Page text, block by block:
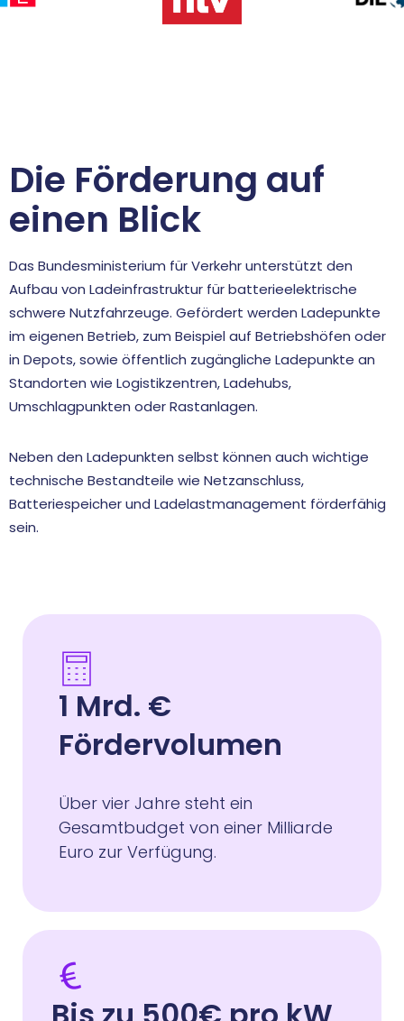
Die Förderung auf
einen Blick
Das Bundesministerium für Verkehr unterstützt den
Aufbau von Ladeinfrastruktur für batterieelektrische
schwere Nutzfahrzeuge. Gefördert werden Ladepunkte
im eigenen Betrieb, zum Beispiel auf Betriebshöfen oder
in Depots, sowie öffentlich zugängliche Ladepunkte an
Standorten wie Logistikzentren, Ladehubs,
Umschlagpunkten oder Rastanlagen.
Neben den Ladepunkten selbst können auch wichtige
technische Bestandteile wie Netzanschluss,
Batteriespeicher und Ladelastmanagement förderfähig
sein.
1 Mrd. €
Fördervolumen
Über vier Jahre steht ein
Gesamtbudget von einer Milliarde
Euro zur Verfügung.